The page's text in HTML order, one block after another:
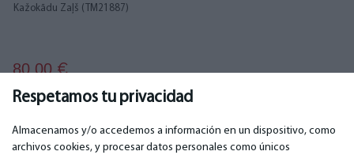
Respetamos tu privacidad
Almacenamos y/o accedemos a información en un dispositivo, como
archivos cookies, y procesar datos personales como únicos
Kažokādu Zaļš (TM21887)
80.00€